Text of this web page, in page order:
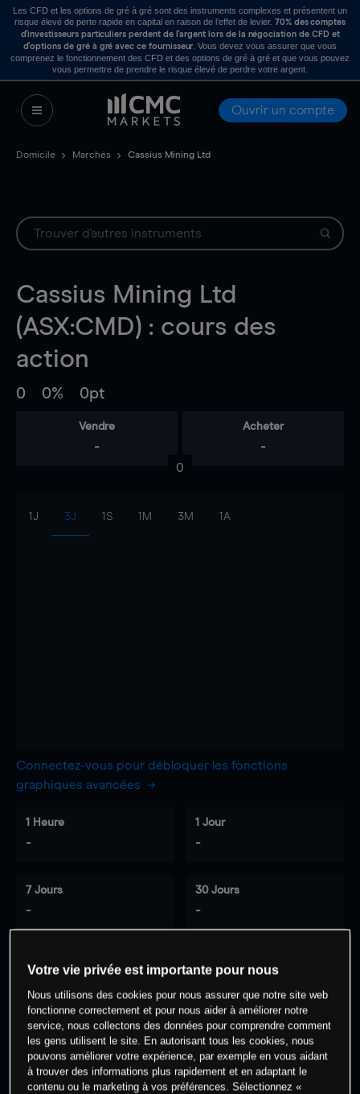
Les CFD et les options de gré à gré sont des instruments complexes et présentent un
risque élevé de perte rapide en capital en raison de l’effet de levier. 70% des comptes
d’investisseurs particuliers perdent de l’argent lors de la négociation de CFD et
d’options de gré à gré avec ce fournisseur . Vous devez vous assurer que vous
comprenez le fonctionnement des CFD et des options de gré à gré et que vous pouvez
vous permettre de prendre le risque élevé de perdre votre argent.
Ouvrir un compte
Domicile Marchés Cassius Mining Ltd
Cassius Mining Ltd
(ASX:CMD) : cours des
action
0 0% 0pt
Vendre
-
Acheter
-
0
1J 3J 1S 1M 3M 1A
Connectez-vous pour débloquer les fonctions
graphiques avancées
1 Heure
-
1 Jour
-
7 Jours
-
30 Jours
-
0 % des clients ont une position à
cet actif
Commencez à trader
Votre vie privée est importante pour nous
Nous utilisons des cookies pour nous assurer que notre site web
fonctionne correctement et pour nous aider à améliorer notre
service, nous collectons des données pour comprendre comment
les gens utilisent le site. En autorisant tous les cookies, nous
pouvons améliorer votre expérience, par exemple en vous aidant
à trouver des informations plus rapidement et en adaptant le
contenu ou le marketing à vos préférences. Sélectionnez «